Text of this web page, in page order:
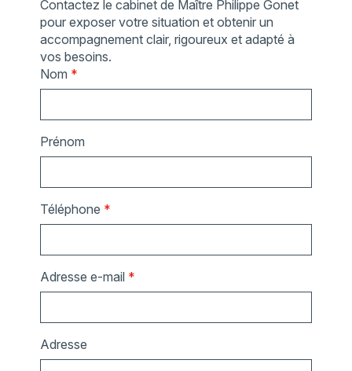
Contactez le cabinet de Maître Philippe Gonet
pour exposer votre situation et obtenir un
accompagnement clair, rigoureux et adapté à
vos besoins.
Nom *
Prénom
Téléphone *
Adresse e-mail *
Adresse